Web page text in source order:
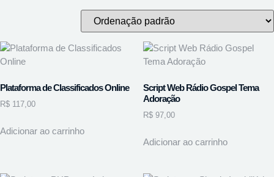
Plataforma de Classificados Online
R$ 117,00
Adicionar ao carrinho
Script Web Rádio Gospel Tema
Adoração
R$ 97,00
Adicionar ao carrinho